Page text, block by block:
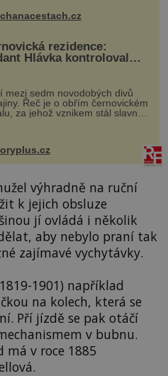
rezidence:
Hlávka kontroloval
mezi sedm novodobých divů
Řeč je o obřím černovickém
za jehož vznikem stál slavný
architekt Josef Hlávka. Ten si
dal mimořádně záležet. Jeho
výhradně na ruční
k jejich obsluze
jí ovládá i několik
aby nebylo praní tak
zajímavé vychytávky.
1901) například
na kolech, která se
Pří jízdě se pak otáčí
v bubnu.
má v roce 1885